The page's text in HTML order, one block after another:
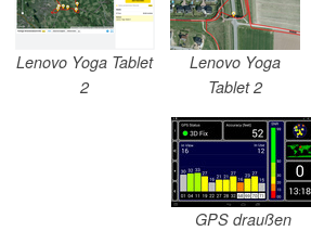
Lenovo Yoga Tablet
2
Lenovo Yoga
Tablet 2
GPS draußen